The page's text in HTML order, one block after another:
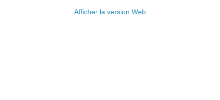
Afficher la version Web